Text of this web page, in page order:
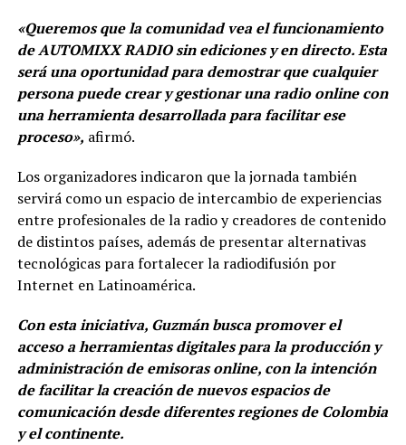
«Queremos que la comunidad vea el funcionamiento
de AUTOMIXX RADIO sin ediciones y en directo. Esta
será una oportunidad para demostrar que cualquier
persona puede crear y gestionar una radio online con
una herramienta desarrollada para facilitar ese
proceso», afirmó.
Los organizadores indicaron que la jornada también
servirá como un espacio de intercambio de experiencias
entre profesionales de la radio y creadores de contenido
de distintos países, además de presentar alternativas
tecnológicas para fortalecer la radiodifusión por
Internet en Latinoamérica.
Con esta iniciativa, Guzmán busca promover el
acceso a herramientas digitales para la producción y
administración de emisoras online, con la intención
de facilitar la creación de nuevos espacios de
comunicación desde diferentes regiones de Colombia
y el continente.